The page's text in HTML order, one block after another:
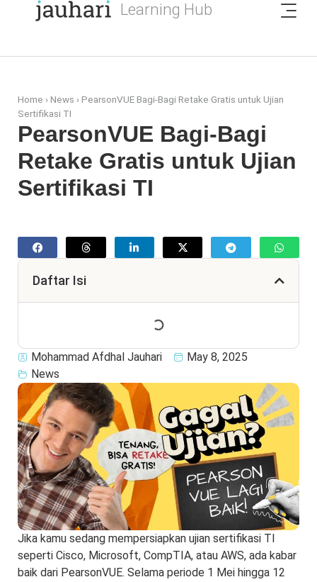
Home ›News ›PearsonVUE Bagi-Bagi Retake Gratis untuk Ujian
Sertifikasi TI
PearsonVUE Bagi-Bagi
Retake Gratis untuk Ujian
Sertifikasi TI
Mohammad Afdhal Jauhari
May 8, 2025
News
Jika kamu sedang mempersiapkan ujian sertifikasi TI
seperti Cisco, Microsoft, CompTIA, atau AWS, ada kabar
baik dari PearsonVUE. Selama periode 1 Mei hingga 12
Daftar Isi